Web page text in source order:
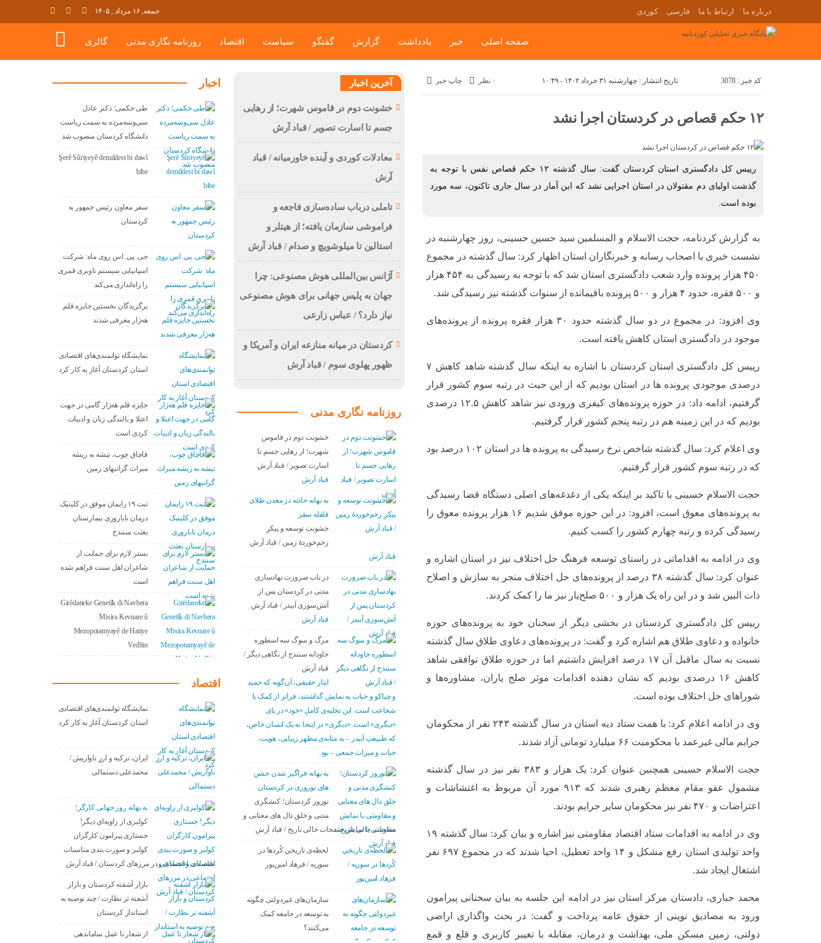
درباره ما ارتباط با ما فارسی کوردی جمعه, ۱۶ مرداد , ۱۴۰۵
صفحه اصلی خبر یادداشت گزارش گفتگو سیاست اقتصاد روزنامه نگاری مدنی گالری
تاریخ انتشار : چهارشنبه ۳۱ خرداد ۱۴۰۲ - ۱۰:۴۹ کد خبر : 3078 چاپ خبر ۰ نظر
۱۲ حکم قصاص در کردستان اجرا نشد
رییس کل دادگستری استان کردستان گفت: سال گذشته ۱۲ حکم قصاص نفس با توجه به
گذشت اولیای دم مقتولان در استان اجرایی نشد که این آمار در سال جاری تاکنون، سه مورد
بوده است.
به گزارش کردنامه، حجت الاسلام و المسلمین سید حسین حسینی، روز چهارشنبه در
نشست خبری با اصحاب رسانه و خبرنگاران استان اظهار کرد: سال گذشته در مجموع
۴۵۰ هزار پرونده وارد شعب دادگستری استان شد که با توجه به رسیدگی به ۴۵۴ هزار
و ۵۰۰ فقره، حدود ۴ هزار و ۵۰۰ پرونده باقیمانده از سنوات گذشته نیز رسیدگی شد.
وی افزود: در مجموع در دو سال گذشته حدود ۳۰ هزار فقره پرونده از پرونده‌های
موجود در دادگستری استان کاهش یافته است.
رییس کل دادگستری استان کردستان با اشاره به اینکه سال گذشته شاهد کاهش ۷
درصدی موجودی پرونده ها در استان بودیم که از این حیث در رتبه سوم کشور قرار
گرفتیم، ادامه داد: در حوزه پرونده‌های کیفری ورودی نیز شاهد کاهش ۱۲.۵ درصدی
بودیم که در این زمینه هم در رتبه پنجم کشور قرار گرفتیم.
وی اعلام کرد: سال گذشته شاخص نرخ رسیدگی به پرونده ها در استان ۱۰۲ درصد بود
که در رتبه سوم کشور قرار گرفتیم.
حجت الاسلام حسینی با تاکید بر اینکه یکی از دغدغه‌های اصلی دستگاه قضا رسیدگی
به پرونده‌های معوق است، افزود: در این حوزه موفق شدیم ۱۶ هزار پرونده معوق را
رسیدگی کرده و رتبه چهارم کشور را کسب کنیم.
وی در ادامه به اقداماتی در راستای توسعه فرهنگ حل اختلاف نیز در استان اشاره و
عنوان کرد: سال گذشته ۳۸ درصد از پرونده‌های حل اختلاف منجر به سازش و اصلاح
ذات البین شد و در این راه یک هزار و ۵۰۰ صلح‌یار نیز ما را کمک کردند.
رییس کل دادگستری کردستان در بخشی دیگر از سخنان خود به پرونده‌های حوزه
خانواده و دعاوی طلاق هم اشاره کرد و گفت: در پرونده‌های دعاوی طلاق سال گذشته
نسبت به سال ماقبل آن ۱۷ درصد افزایش داشتیم اما در حوزه طلاق توافقی شاهد
کاهش ۱۶ درصدی بودیم که نشان دهنده اقدامات موثر صلح یاران، مشاوره‌ها و
شوراهای حل اختلاف بوده است.
وی در ادامه اعلام کرد: با همت ستاد دیه استان در سال گذشته ۲۴۳ نفر از محکومان
جرایم مالی غیرعمد با محکومیت ۶۶ میلیارد تومانی آزاد شدند.
حجت الاسلام حسینی همچنین عنوان کرد: یک هزار و ۳۸۳ نفر نیز در سال گذشته
مشمول عفو مقام معظم رهبری شدند که ۹۱۳ مورد آن مربوط به اغتشاشات و
اعتراضات و ۴۷۰ نفر نیز محکومان سایر جرایم بودند.
وی در ادامه به اقدامات ستاد اقتصاد مقاومتی نیز اشاره و بیان کرد: سال گذشته ۱۹
واحد تولیدی استان رفع مشکل و ۱۴ واحد تعطیل، احیا شدند که در مجموع ۶۹۷ نفر
اشتغال ایجاد شد.
محمد جباری، دادستان مرکز استان نیز در ادامه این جلسه به بیان سخنانی پیرامون
ورود به مصادیق نوینی از حقوق عامه پرداخت و گفت: در بحث واگذاری اراضی
دولتی، زمین مسکن ملی، بهداشت و درمان، مقابله با تغیبر کاربری و قلع و قمع
آخرین اخبار
خشونت دوم در قاموس شهرت؛ از رهایی
جسم تا اسارت تصویر / قباد آرش
معادلات کوردی و آینده خاورمیانه / قباد
آرش
تاملی درباب سادەسازی فاجعە و
فراموشی سازمان یافتە؛ از هیتلر و
استالین تا میلوشویچ و صدام / قباد آرش
آژانس بین‌المللی هوش مصنوعی: چرا
جهان به پلیس جهانی برای هوش مصنوعی
نیاز دارد؟ / عباس زارعی
کردستان در میانه منازعە ایران و آمریکا و
ظهور پهلوی سوم / قباد آرش
روزنامه نگاری مدنی
خشونت دوم در قاموس
شهرت؛ از رهایی جسم تا
اسارت تصویر / قباد آرش
قباد آرش
بە بهانه حادثە در معدن طلای
قلقله سقز
خشونت توسعه و پیکرِ
زخم‌خوردهٔ زمین / قباد آرش
قباد آرش
در باب ضرورت نهادسازی
مدنی در کردستان پس از
آتش‌سوزی آبیدر / قباد آرش
قباد آرش
مرگ و سوگ سه اسطوره
جاودانه سنندج از نگاهی دیگر /
قباد آرش
ایثار حقیقی، آن‌گونه که حمید
و چیاکو و خبات به نمایش گذاشتند، فراتر از کمک یا
شجاعت است. این تخلیه‌ی کاملِ «خود» در پای
«دیگری» است. «دیگری» در اینجا نه یک انسان خاص،
که طبیعتِ آبیدر – به مثابه‌ی مظهر زیبایی، هویت،
حیات و میراث جمعی – بود.
به بهانه فراگیر شدن جشن
های نوروزی در کردستان
نوروز کردستان؛ کنشگری
مدنی و خلق دال های معنایی و
مقاومتی یا نمایش صفحات خالی تاریخ / قباد آرش
لحظه‌ی تاریخیِ کُردها در
سوریه / فرهاد امین‌پور
سازمان‌های غیردولتی چگونه
به توسعه در جامعه کمک
می‌کنند؟
اخبار
طی حکمی؛ دکتر عادل
سی‌وسه‌مرده به سمت ریاست
دانشگاه کردستان منصوب شد
Şerê Sûriyeyê demildest bi dawî
bibe
سفر معاون رئیس جمهور به
کردستان
جی. پی. اس روی ماه: شرکت
اسپانیایی سیستم ناوبری قمری
را راه‌اندازی می‌کند
برگزیدگان نخستین جایزه قلم
هه‌ژار معرفی شدند
نمایشگاه توانمندی‌های اقتصادی
استان کردستان آغاز به کار کرد
جایزه قلم هه‌ژار گامی در جهت
اعتلا و بالندگی زبان و ادبیات
کردی است
قاچاق چوب، تیشه به ریشه
میراث گرانبهای زمین
ثبت ۱۹ زایمان موفق در کلینیک
درمان ناباروری بیمارستان
بعثت سنندج
بستر لازم برای حمایت از
شاعران اهل سنت فراهم شده
است
Girêdaneke Genetîk di Navbera
Misira Kevnare û
Mezopotamyayê de Hatiye
Vedîtin
اقتصاد
نمایشگاه توانمندی‌های اقتصادی
استان کردستان آغاز به کار کرد
ایران، ترکیه و ارزِ تاواریش /
محمدعلی دستمالی
به بهانه روز جهانی کارگر؛
کولبری از زاویه‌ای دیگر!
جستاری پیرامون کارگران
کولبر و صورت بندی مناسبات
اقتصادی و اجتماعی در مرزهای کردستان / قباد آرش
بازار آشفته کردستان و بازار
آشفته­ تر نظارت / چند توصیه به
استاندار کردستان
از شعار تا عمل ساماندهی